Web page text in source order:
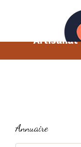
Photographie
Artisanat
Annuaire